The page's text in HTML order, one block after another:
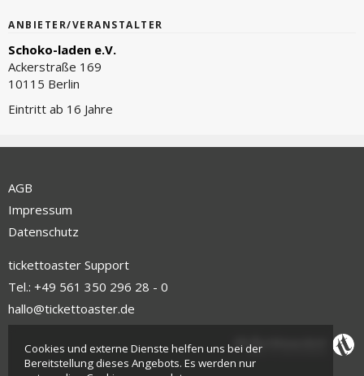
ANBIETER/VERANSTALTER
Schoko-laden e.V.
Ackerstraße 169
10115 Berlin
Eintritt ab 16 Jahre
AGB
Impressum
Datenschutz
tickettoaster Support
Tel.: +49 561 350 296 28 - 0
hallo@tickettoaster.de
Cookies und externe Dienste helfen uns bei der
Bereitstellung dieses Angebots. Es werden nur